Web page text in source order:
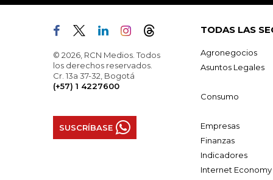
© 2026, RCN Medios. Todos
los derechos reservados.
Cr. 13a 37-32, Bogotá
(+57) 1 4227600
SUSCRÍBASE
TODAS LAS
Agronegocios
Asuntos Legales
Consumo
Empresas
Finanzas
Indicadores
Internet Economy